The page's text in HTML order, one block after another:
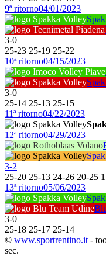
9ª ritorno04/01/2023
3-0
25-23 25-19 25-22
10ª ritorno04/15/2023
3-0
25-14 25-13 25-15
11ª ritorno04/22/2023
12ª ritorno04/29/2023
3-2
25-20 25-13 24-26 20-25
13ª ritorno05/06/2023
3-0
25-18 25-17 25-14
© www.sportrentino.it -
sec.